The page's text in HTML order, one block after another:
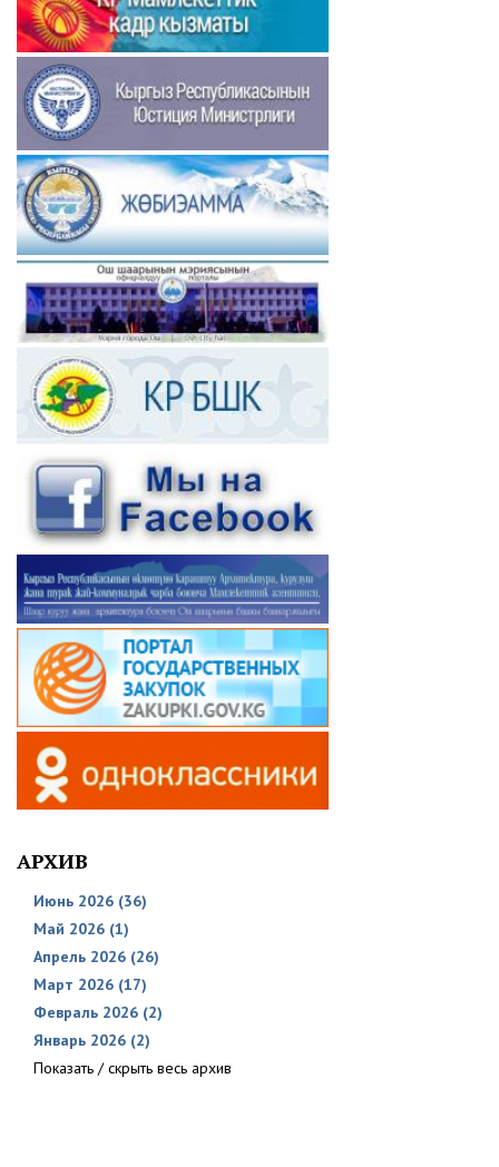
АРХИВ
Июнь 2026 (36)
Май 2026 (1)
Апрель 2026 (26)
Март 2026 (17)
Февраль 2026 (2)
Январь 2026 (2)
Показать / скрыть весь архив